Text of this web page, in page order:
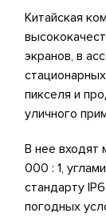
Китайская
экранов, в
пикселя и
уличного
В нее входят
000 : 1,
стандарту
погодных